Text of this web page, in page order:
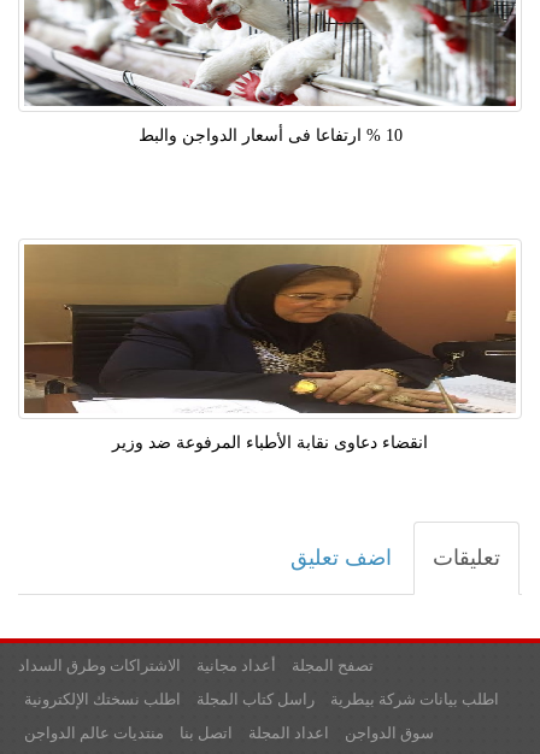
10 % ارتفاعا فى أسعار الدواجن والبط
انقضاء دعاوى نقابة الأطباء المرفوعة ضد وزير
تعليقات اضف تعليق
الاشتراكات وطرق السداد أعداد مجانية
تصفح المجلة
اطلب نسختك الإلكترونية
راسل كتاب المجلة
اطلب بيانات شركة بيطرية
منتديات عالم الدواجن
اتصل بنا اعداد المجلة سوق الدواجن